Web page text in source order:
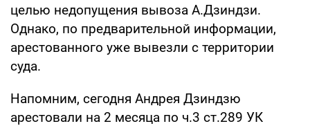
целью недопущения вывоза А.Дзиндзи.
Однако, по предварительной информации,
арестованного уже вывезли с территории
суда.
Напомним, сегодня Андрея Дзиндзю
арестовали на 2 месяца по ч.3 ст.289 УК